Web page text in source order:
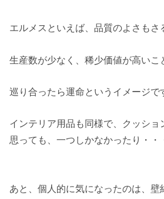
エルメスといえば、品質のよさもさ
生産数が少なく、稀少価値が高いこ
巡り合ったら運命というイメージで
インテリア用品も同様で、クッショ
思っても、一つしかなかったり・・
あと、個人的に気になったのは、壁